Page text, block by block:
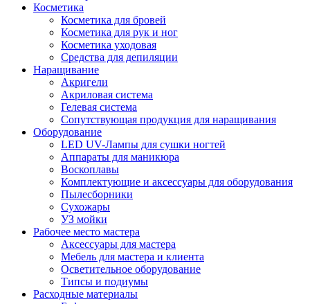
Косметика
Косметика для бровей
Косметика для рук и ног
Косметика уходовая
Средства для депиляции
Наращивание
Акригели
Акриловая система
Гелевая система
Сопутствующая продукция для наращивания
Оборудование
LED UV-Лампы для сушки ногтей
Аппараты для маникюра
Воскоплавы
Комплектующие и аксессуары для оборудования
Пылесборники
Сухожары
УЗ мойки
Рабочее место мастера
Аксессуары для мастера
Мебель для мастера и клиента
Осветительное оборудование
Типсы и подиумы
Расходные материалы